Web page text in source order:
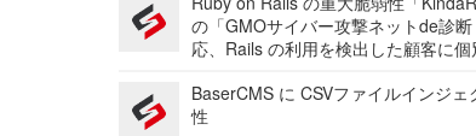
の「GMOサイバー攻撃ネットde診
応、Rails の利用を検出した顧客に個
BaserCMS に CSVファイルインジ
性